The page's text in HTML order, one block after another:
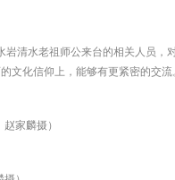
清水老祖师公来台的相关人员，
文化信仰上，能够有更紧密的交流
家麟摄）